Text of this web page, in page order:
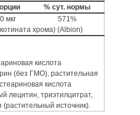
% сут. нормы
мкг
571%
хрома) (Albion)
кислота
(без ГМО), растительная
кислота
лецитин, триэтилцитрат,
источник).